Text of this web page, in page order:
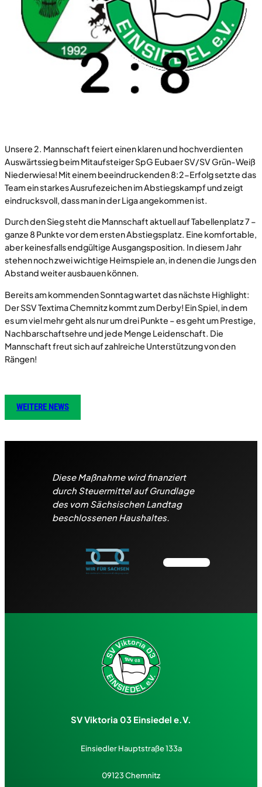
Unsere 2. Mannschaft feiert einen klaren und hochverdienten
Auswärtssieg beim Mitaufsteiger SpG Eubaer SV/SV Grün-Weiß
Niederwiesa! Mit einem beeindruckenden 8:2-Erfolg setzte das
Team ein starkes Ausrufezeichen im Abstiegskampf und zeigt
eindrucksvoll, dass man in der Liga angekommen ist.
Durch den Sieg steht die Mannschaft aktuell auf Tabellenplatz 7 –
ganze 8 Punkte vor dem ersten Abstiegsplatz. Eine komfortable,
aber keinesfalls endgültige Ausgangsposition. In diesem Jahr
stehen noch zwei wichtige Heimspiele an, in denen die Jungs den
Abstand weiter ausbauen können.
Bereits am kommenden Sonntag wartet das nächste Highlight:
Der SSV Textima Chemnitz kommt zum Derby! Ein Spiel, in dem
es um viel mehr geht als nur um drei Punkte – es geht um Prestige,
Nachbarschaftsehre und jede Menge Leidenschaft. Die
Mannschaft freut sich auf zahlreiche Unterstützung von den
Rängen!
WEITERE NEWS
Diese Maßnahme wird finanziert
durch Steuermittel auf Grundlage
des vom Sächsischen Landtag
beschlossenen Haushaltes.
SV Viktoria 03 Einsiedel e.V.
Einsiedler Hauptstraße 133a
09123 Chemnitz